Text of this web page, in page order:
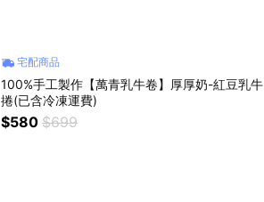
宅配商品
100%手工製作【萬青乳牛卷】厚厚奶-紅豆乳牛
捲(已含冷凍運費)
$580 $699